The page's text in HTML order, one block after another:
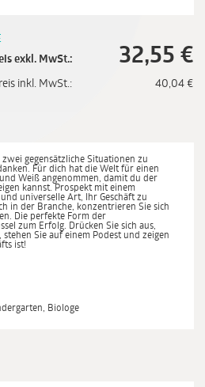
exkl. MwSt.:
32,55 €
inkl. MwSt.: 40,04 €
gegensätzliche Situationen zu
Für dich hat die Welt für einen
Weiß angenommen, damit du der
kannst. Prospekt mit einem
universelle Art, Ihr Geschäft zu
in der Branche, konzentrieren Sie sich
Die perfekte Form der
zum Erfolg. Drücken Sie sich aus,
Sie auf einem Podest und zeigen
ist!
Biologe